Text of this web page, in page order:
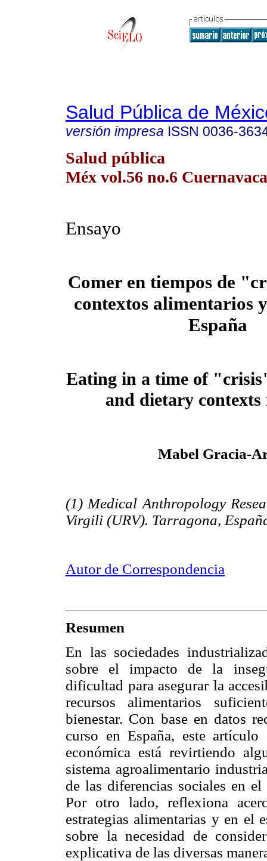
Salud Pública de
versión impresa ISSN 0036-
Salud pública
Méx vol.56 no.6
Ensayo
Comer en tiempos de
contextos alimentarios
España
Eating in a time of
and dietary
Mabel Gracia-
(1) Medical Anthropology
Virgili (URV). Tarragona,
Autor de Correspondencia
Resumen
En las sociedades
sobre el impacto de la
dificultad para asegurar la
recursos alimentarios
bienestar. Con base en datos
curso en España, este
económica está revirtiendo
sistema agroalimentario
de las diferencias sociales en
Por otro lado, reflexiona
estrategias alimentarias y en el
sobre la necesidad de
explicativa de las diversas